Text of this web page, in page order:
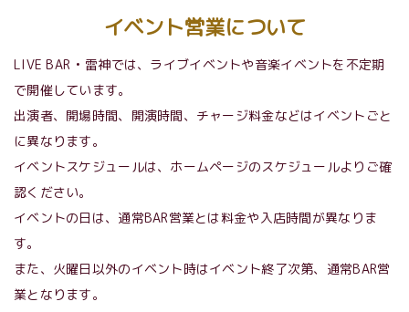
イベント営業について
LIVE BAR • 雷神では、ライブイベントや音楽イベントを不定期
で開催しています。
出演者、開場時間、開演時間、チャージ料金などはイベントごと
に異なります。
イベントスケジュールは、ホームページのスケジュールよりご確
認ください。
イベントの日は、通常BAR営業とは料金や入店時間が異なりま
す。
また、火曜日以外のイベント時はイベント終了次第、通常BAR営
業となります。